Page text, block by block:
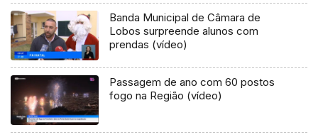
Banda Municipal de Câmara de
Lobos surpreende alunos com
prendas (vídeo)
Passagem de ano com 60 postos
fogo na Região (vídeo)